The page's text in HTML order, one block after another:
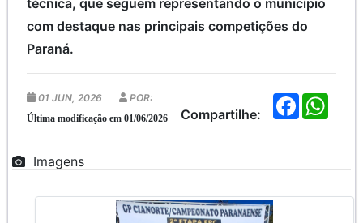
com destaque nas principais competições do
Paraná.
Compartilhe:
F
a
01 JUN, 2026 POR:
Última modificação em 01/06/2026
Imagens